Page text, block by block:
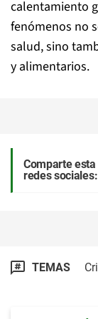
calentamiento
fenómenos no
salud, sino
y alimentarios.
Comparte
redes sociales:
TEMAS